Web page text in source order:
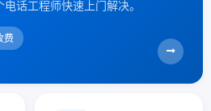
话工程师快速上门解决。
费